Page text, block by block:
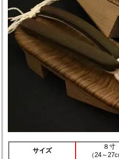
サイズ
８寸
（24～